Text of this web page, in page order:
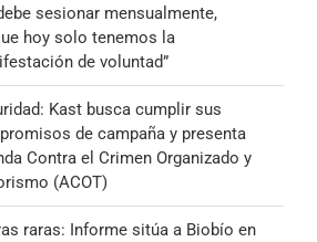
sesionar mensualmente,
hoy solo tenemos la
de voluntad”
Kast busca cumplir sus
de campaña y presenta
Contra el Crimen Organizado y
(ACOT)
raras: Informe sitúa a Biobío en